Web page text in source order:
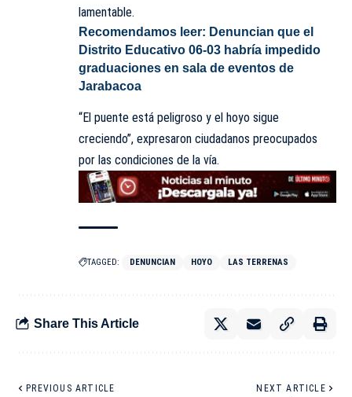
lamentable.
Recomendamos leer: Denuncian que el
Distrito Educativo 06-03 habría impedido
graduaciones en sala de eventos de
Jarabacoa
“El puente está peligroso y el hoyo sigue
creciendo”, expresaron ciudadanos preocupados
por las condiciones de la vía.
TAGGED: DENUNCIAN HOYO LAS TERRENAS
Share This Article
PREVIOUS ARTICLE NEXT ARTICLE